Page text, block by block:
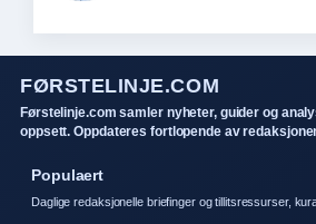
FØRSTELINJE.COM
Førstelinje.com samler nyheter, guider og
oppsett. Oppdateres fortlopende av
Populaert
Daglige redaksjonelle briefinger og tillitsressurser,